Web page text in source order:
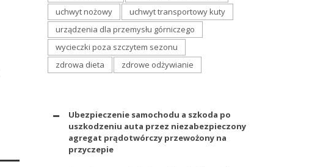
uchwyt nożowy
uchwyt transportowy kuty
urządzenia dla przemysłu górniczego
wycieczki poza szczytem sezonu
zdrowa dieta
zdrowe odżywianie
Ubezpieczenie samochodu a szkoda po
uszkodzeniu auta przez niezabezpieczony
agregat prądotwórczy przewożony na
przyczepie